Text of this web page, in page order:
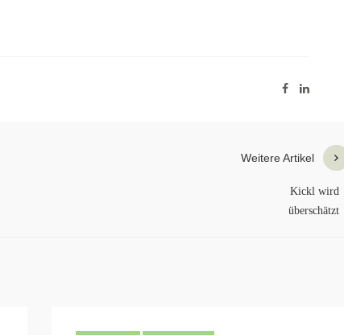
Weitere Artikel
Kickl wird
überschätzt